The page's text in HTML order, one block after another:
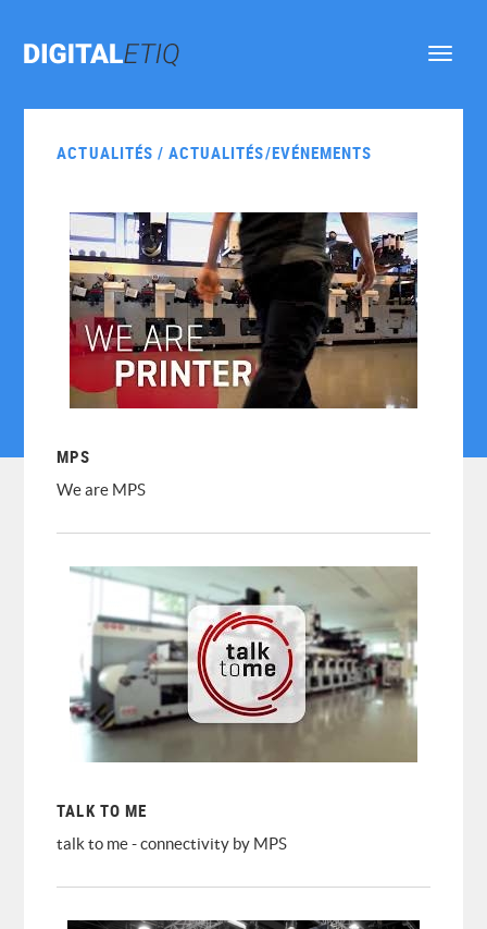
Ouvrir
ACTUALITÉS / ACTUALITÉS/EVÉNEMENTS
MPS
We are MPS
TALK TO ME
talk to me - connectivity by MPS